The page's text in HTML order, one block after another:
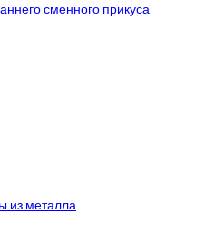
сменного прикуса
из металла